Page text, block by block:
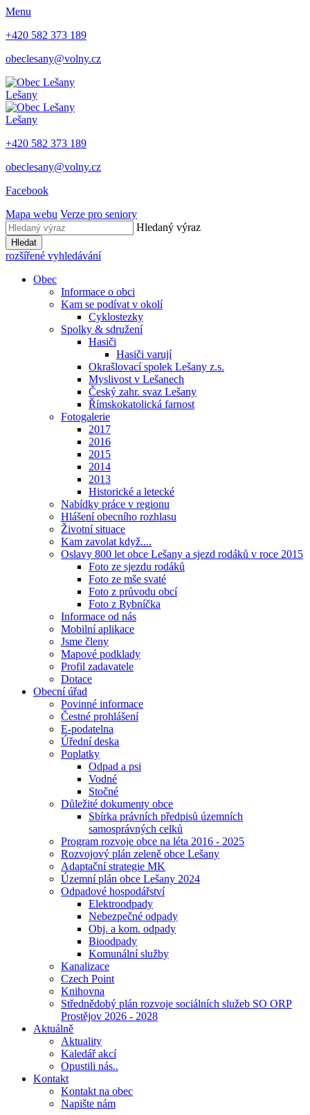
Menu
+420 582 373 189
obeclesany@volny.cz
Lešany
Lešany
+420 582 373 189
obeclesany@volny.cz
Facebook
Mapa webu Verze pro seniory
Hledaný výraz
Hledat
rozšířené vyhledávání
Obec
Informace o obci
Kam se podívat v okolí
Cyklostezky
Spolky & sdružení
Hasiči
Hasiči varují
Okrašlovací spolek Lešany z.s.
Myslivost v Lešanech
Český zahr. svaz Lešany
Římskokatolická farnost
Fotogalerie
2017
2016
2015
2014
2013
Historické a letecké
Nabídky práce v regionu
Hlášení obecního rozhlasu
Životní situace
Kam zavolat když....
Oslavy 800 let obce Lešany a sjezd rodáků v roce 2015
Foto ze sjezdu rodáků
Foto ze mše svaté
Foto z průvodu obcí
Foto z Rybníčka
Informace od nás
Mobilní aplikace
Jsme členy
Mapové podklady
Profil zadavatele
Dotace
Obecní úřad
Povinné informace
Čestné prohlášení
E-podatelna
Úřední deska
Poplatky
Odpad a psi
Vodné
Stočné
Důležité dokumenty obce
Sbírka právních předpisů územních
samosprávných celků
Program rozvoje obce na léta 2016 - 2025
Rozvojový plán zeleně obce Lešany
Adaptační strategie MK
Územní plán obce Lešany 2024
Odpadové hospodářství
Elektroodpady
Nebezpečné odpady
Obj. a kom. odpady
Bioodpady
Komunální služby
Kanalizace
Czech Point
Knihovna
Střednědobý plán rozvoje sociálních služeb SO ORP
Prostějov 2026 - 2028
Aktuálně
Aktuality
Kaledář akcí
Opustili nás..
Kontakt
Kontakt na obec
Napište nám